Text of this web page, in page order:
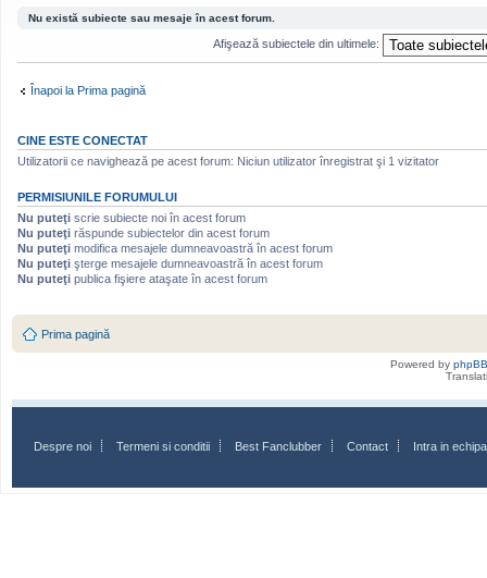
Nu există subiecte sau mesaje în acest forum.
Afişează subiectele din ultimele:
Înapoi la Prima pagină
CINE ESTE CONECTAT
Utilizatorii ce navighează pe acest forum: Niciun utilizator înregistrat şi 1 vizitator
PERMISIUNILE FORUMULUI
Nu puteţi scrie subiecte noi în acest forum
Nu puteţi răspunde subiectelor din acest forum
Nu puteţi modifica mesajele dumneavoastră în acest forum
Nu puteţi şterge mesajele dumneavoastră în acest forum
Nu puteţi publica fişiere ataşate în acest forum
Prima pagină
Powered by phpBB
Despre noi Termeni si conditii Best Fanclubber Contact Intra in